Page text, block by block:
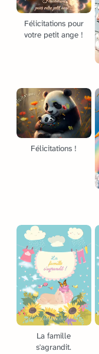
Félicitations pour
votre petit ange !
Félicitations !
La famille
s'agrandit.